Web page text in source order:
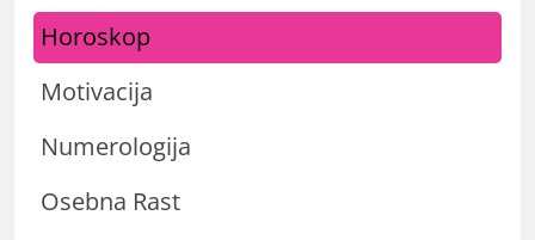
Horoskop
Motivacija
Numerologija
Osebna Rast